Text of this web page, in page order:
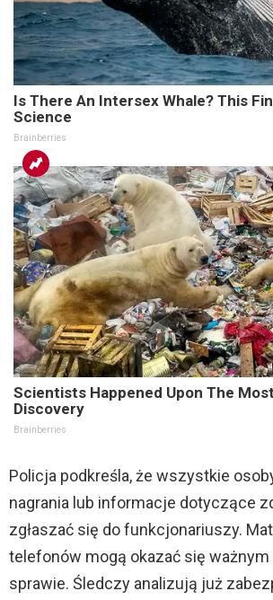
Is There An Intersex Whale? This
Science
Brainberries
Scientists Happened Upon The
Discovery
Brainberries
Policja podkreśla, że wszystkie
nagrania lub informacje dotyczące
zgłaszać się do funkcjonariuszy.
telefonów mogą okazać się
sprawie. Śledczy analizują już